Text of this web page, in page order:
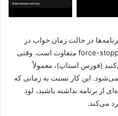
در حالت زمان خواب در
گوشی سامسونگ با force-stopping apps متفاوت است. وقتی
(فورس استاپ)، معمولاً
می‌شود. این کار نسبت به زمانی که
از برنامه نداشته باشید، لود
می‌کند.